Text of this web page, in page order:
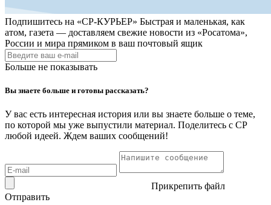
Подпишитесь на «СР-КУРЬЕР» Быстрая и маленькая, как
атом, газета — доставляем свежие новости из «Росатома»,
России и мира прямиком в ваш почтовый ящик
Больше не показывать
Вы знаете больше и готовы рассказать?
У вас есть интересная история или вы знаете больше о теме,
по которой мы уже выпустили материал. Поделитесь с СР
любой идеей. Ждем ваших сообщений!
Прикрепить файл
Отправить